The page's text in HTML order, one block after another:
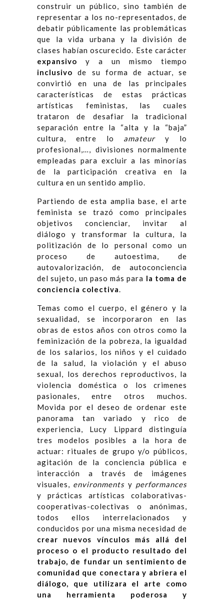
construir un público, sino también de
representar a los no-representados, de
debatir públicamente las problemáticas
que la vida urbana y la división de
clases habían oscurecido. Este carácter
expansivo y a un mismo tiempo
inclusivo de su forma de actuar, se
convirtió en una de las principales
características de estas prácticas
artísticas feministas, las cuales
trataron de desafiar la tradicional
separación entre la “alta y la “baja”
cultura, entre lo amateury lo
profesional,…, divisiones normalmente
empleadas para excluir a las minorías
de la participación creativa en la
cultura en un sentido amplio.
Partiendo de esta amplia base, el arte
feminista se trazó como principales
objetivos concienciar, invitar al
diálogo y transformar la cultura, la
politización de lo personal como un
proceso de autoestima, de
autovalorización, de autoconciencia
del sujeto, un paso más para la toma de
conciencia colectiva.
Temas como el cuerpo, el género y la
sexualidad, se incorporaron en las
obras de estos años con otros como la
feminización de la pobreza, la igualdad
de los salarios, los niños y el cuidado
de la salud, la violación y el abuso
sexual, los derechos reproductivos, la
violencia doméstica o los crimenes
pasionales, entre otros muchos.
Movida por el deseo de ordenar este
panorama tan variado y rico de
experiencia, Lucy Lippard distinguía
tres modelos posibles a la hora de
actuar: rituales de grupo y/o públicos,
agitación de la conciencia pública e
interacción a través de imágenes
visuales, environments y performances
y prácticas artísticas colaborativas-
cooperativas-colectivas o anónimas,
todos ellos interrelacionados y
conducidos por una misma necesidad de
crear nuevos vínculos más allá del
proceso o el producto resultado del
trabajo, de fundar un sentimiento de
comunidad que conectara y abriera el
diálogo, que utilizara el arte como
una herramienta poderosa y